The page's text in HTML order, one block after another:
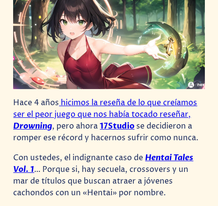
Hace 4 años hicimos la reseña de lo que creíamos
ser el peor juego que nos había tocado reseñar,
Drowning, pero ahora17Studio se decidieron a
romper ese récord y hacernos sufrir como nunca.
Con ustedes, el indignante caso de Hentai Tales
Vol. 1… Porque si, hay secuela, crossovers y un
mar de títulos que buscan atraer a jóvenes
cachondos con un «Hentai» por nombre.